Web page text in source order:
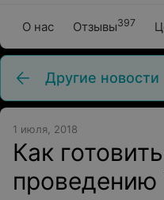
О нас Отзывы397
Другие новости
1 июля, 2018
Как